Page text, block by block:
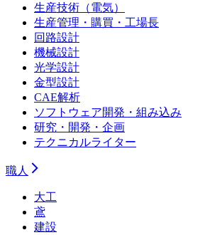
生産技術（電気）
生産管理・購買・工場長
回路設計
機械設計
光学設計
金型設計
CAE解析
ソフトウェア開発・組み込み
研究・開発・企画
テクニカルライター
職人
大工
鳶
建設